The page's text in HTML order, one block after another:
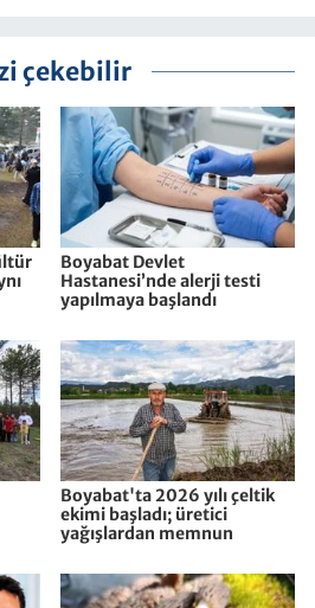
çekebilir
Boyabat Devlet
Hastanesi’nde alerji testi
yapılmaya başlandı
Boyabat'ta 2026 yılı çeltik
ekimi başladı; üretici
yağışlardan memnun